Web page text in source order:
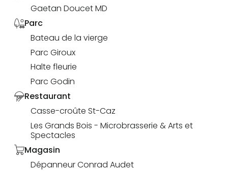
Gaetan Doucet MD
Parc
Bateau de la vierge
Parc Giroux
Halte fleurie
Parc Godin
Restaurant
Casse-croûte St-Caz
Les Grands Bois - Microbrasserie & Arts et
Spectacles
Magasin
Dépanneur Conrad Audet